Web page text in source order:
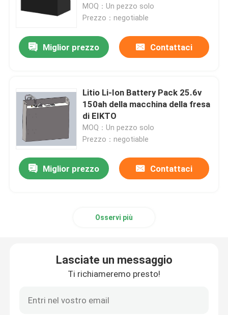
26.88KWh
MOQ：Un pezzo solo
Prezzo：negotiable
Miglior prezzo Contattaci
Litio Li-Ion Battery Pack 25.6v
150ah della macchina della fresa
di EIKTO
MOQ：Un pezzo solo
Prezzo：negotiable
Miglior prezzo Contattaci
Osservi più
Lasciate un messaggio
Ti richiameremo presto!